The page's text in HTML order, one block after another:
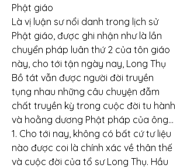
Phật giáo
Là vị luận sư nổi danh trong lịch sử
Phật giáo, được ghi nhận như là lần
chuyển pháp luân thứ 2 của tôn giáo
này, cho tới tận ngày nay, Long Thụ
Bồ tát vẫn được người đời truyền
tụng nhau những câu chuyện đẫm
chất truyền kỳ trong cuộc đời tu hành
và hoằng dương Phật pháp của ông…
1. Cho tới nay, không có bất cứ tư liệu
nào được coi là chính xác về thân thế
và cuộc đời của tổ sư Long Thụ. Hầu